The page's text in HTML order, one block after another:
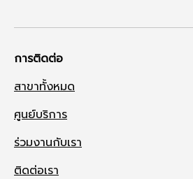
การติดต่อ
สาขาทั้งหมด
ศูนย์บริการ
ร่วมงานกับเรา
ติดต่อเรา